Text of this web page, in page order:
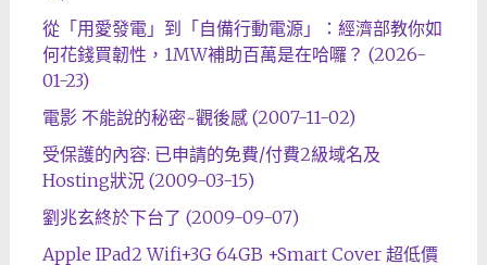
從「用愛發電」到「自備行動電源」：經濟部教你如
何花錢買韌性，1MW補助百萬是在哈囉？ (2026-
01-23)
電影 不能說的秘密~觀後感 (2007-11-02)
受保護的內容: 已申請的免費/付費2級域名及
Hosting狀況 (2009-03-15)
劉兆玄終於下台了 (2009-09-07)
Apple IPad2 Wifi+3G 64GB +Smart Cover 超低價